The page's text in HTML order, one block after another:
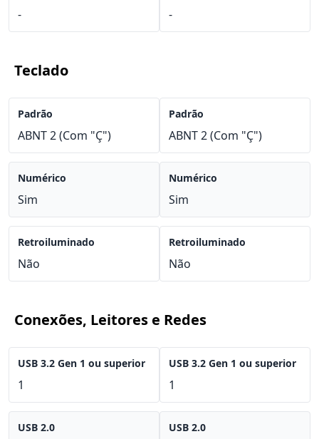
- -
Teclado
Padrão
ABNT 2 (Com "Ç")
Numérico
Sim
Retroiluminado
Não
Padrão
ABNT 2 (Com "Ç")
Numérico
Sim
Retroiluminado
Não
Conexões, Leitores e Redes
USB 3.2 Gen 1 ou superior
1
USB 2.0
USB 3.2 Gen 1 ou superior
1
USB 2.0